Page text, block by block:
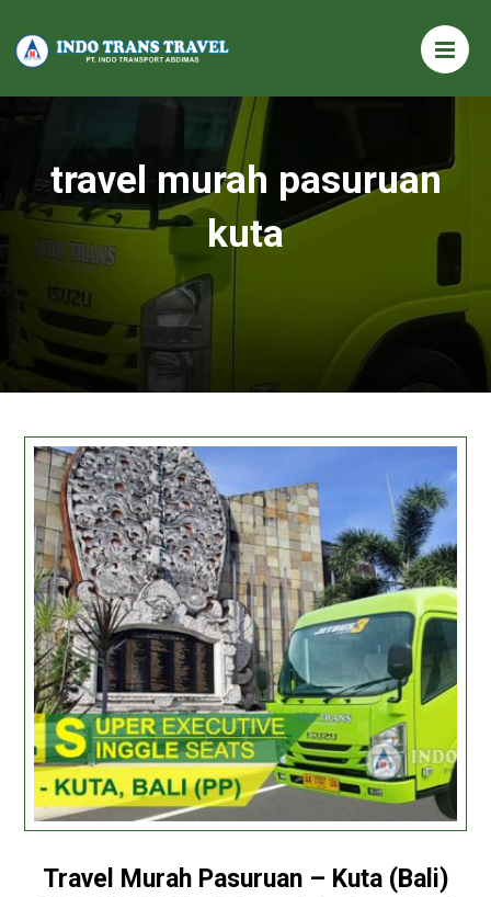
travel murah pasuruan
kuta
Travel Murah Pasuruan – Kuta (Bali)